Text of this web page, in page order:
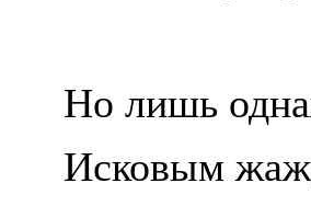
Но лишь
Исковым